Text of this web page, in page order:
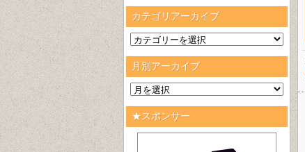
カテゴリアーカイブ
月別アーカイブ
★スポンサー